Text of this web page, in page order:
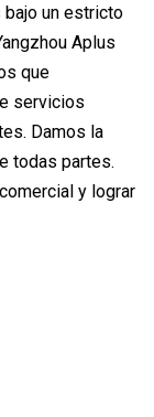
un estricto
Aplus
que
servicios
Damos la
todas partes.
y lograr